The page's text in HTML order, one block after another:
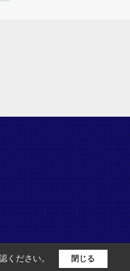
ください。 閉じる